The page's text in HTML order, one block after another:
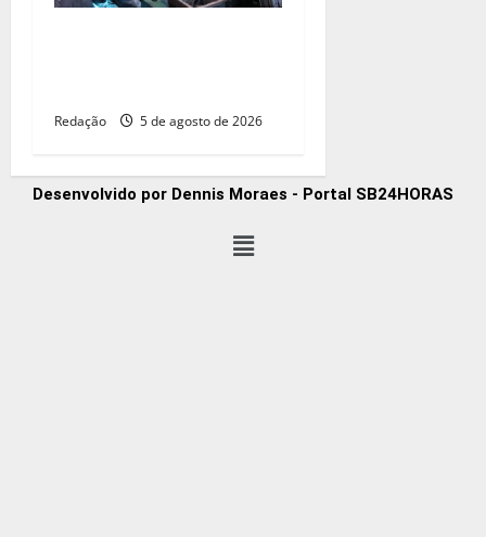
Redação 5 de agosto de 2026
Desenvolvido por Dennis Moraes - Portal SB24HORAS